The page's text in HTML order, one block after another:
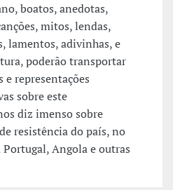
boatos, anedotas,
mitos, lendas,
lamentos, adivinhas, e
poderão transportar
representações
sobre este
diz imenso sobre
resistência do país, no
Angola e outras